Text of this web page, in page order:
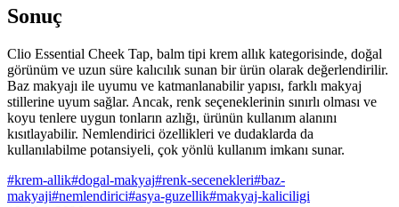
Sonuç
Clio Essential Cheek Tap, balm tipi krem allık kategorisinde, doğal
görünüm ve uzun süre kalıcılık sunan bir ürün olarak değerlendirilir.
Baz makyajı ile uyumu ve katmanlanabilir yapısı, farklı makyaj
stillerine uyum sağlar. Ancak, renk seçeneklerinin sınırlı olması ve
koyu tenlere uygun tonların azlığı, ürünün kullanım alanını
kısıtlayabilir. Nemlendirici özellikleri ve dudaklarda da
kullanılabilme potansiyeli, çok yönlü kullanım imkanı sunar.
#krem-allik#dogal-makyaj#renk-secenekleri#baz-
makyaji#nemlendirici#asya-guzellik#makyaj-kaliciligi